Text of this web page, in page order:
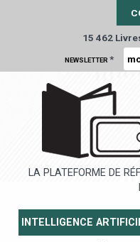
15 462
NEWSLETTER *
LA PLATEFORME DE
INTELLIGENCE